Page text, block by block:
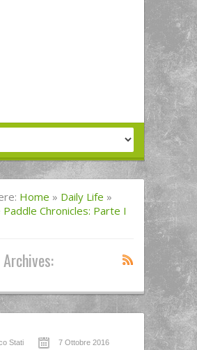
Home » Daily Life »
Paddle Chronicles: Parte I
Stati 7 Ottobre 2016